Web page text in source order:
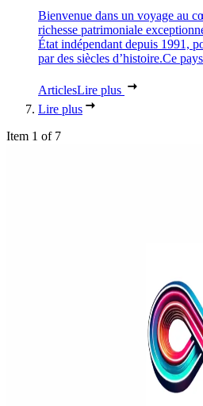
Bienvenue dans un voyage au
richesse patrimoniale
État indépendant depuis 1991,
par des siècles d’histoire.Ce
ArticlesLire plus
Lire plus
Item 1 of 7